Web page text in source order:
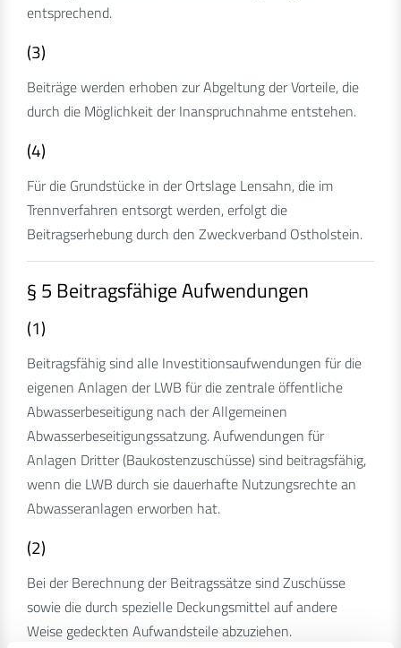
entsprechend.
(3)
Beiträge werden erhoben zur Abgeltung der Vorteile, die
durch die Möglichkeit der Inanspruchnahme entstehen.
(4)
Für die Grundstücke in der Ortslage Lensahn, die im
Trennverfahren entsorgt werden, erfolgt die
Beitragserhebung durch den Zweckverband Ostholstein.
§ 5 Beitragsfähige Aufwendungen
(1)
Beitragsfähig sind alle Investitionsaufwendungen für die
eigenen Anlagen der LWB für die zentrale öffentliche
Abwasserbeseitigung nach der Allgemeinen
Abwasserbeseitigungssatzung. Aufwendungen für
Anlagen Dritter (Baukostenzuschüsse) sind beitragsfähig,
wenn die LWB durch sie dauerhafte Nutzungsrechte an
Abwasseranlagen erworben hat.
(2)
Bei der Berechnung der Beitragssätze sind Zuschüsse
sowie die durch spezielle Deckungsmittel auf andere
Weise gedeckten Aufwandsteile abzuziehen.